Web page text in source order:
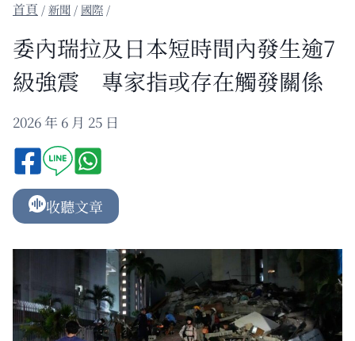
/新聞 / 國際 /
委內瑞拉及日本短時間內發生逾7
級強震 專家指或存在觸發關係
2026 年 6 月 25 日
收聽文章